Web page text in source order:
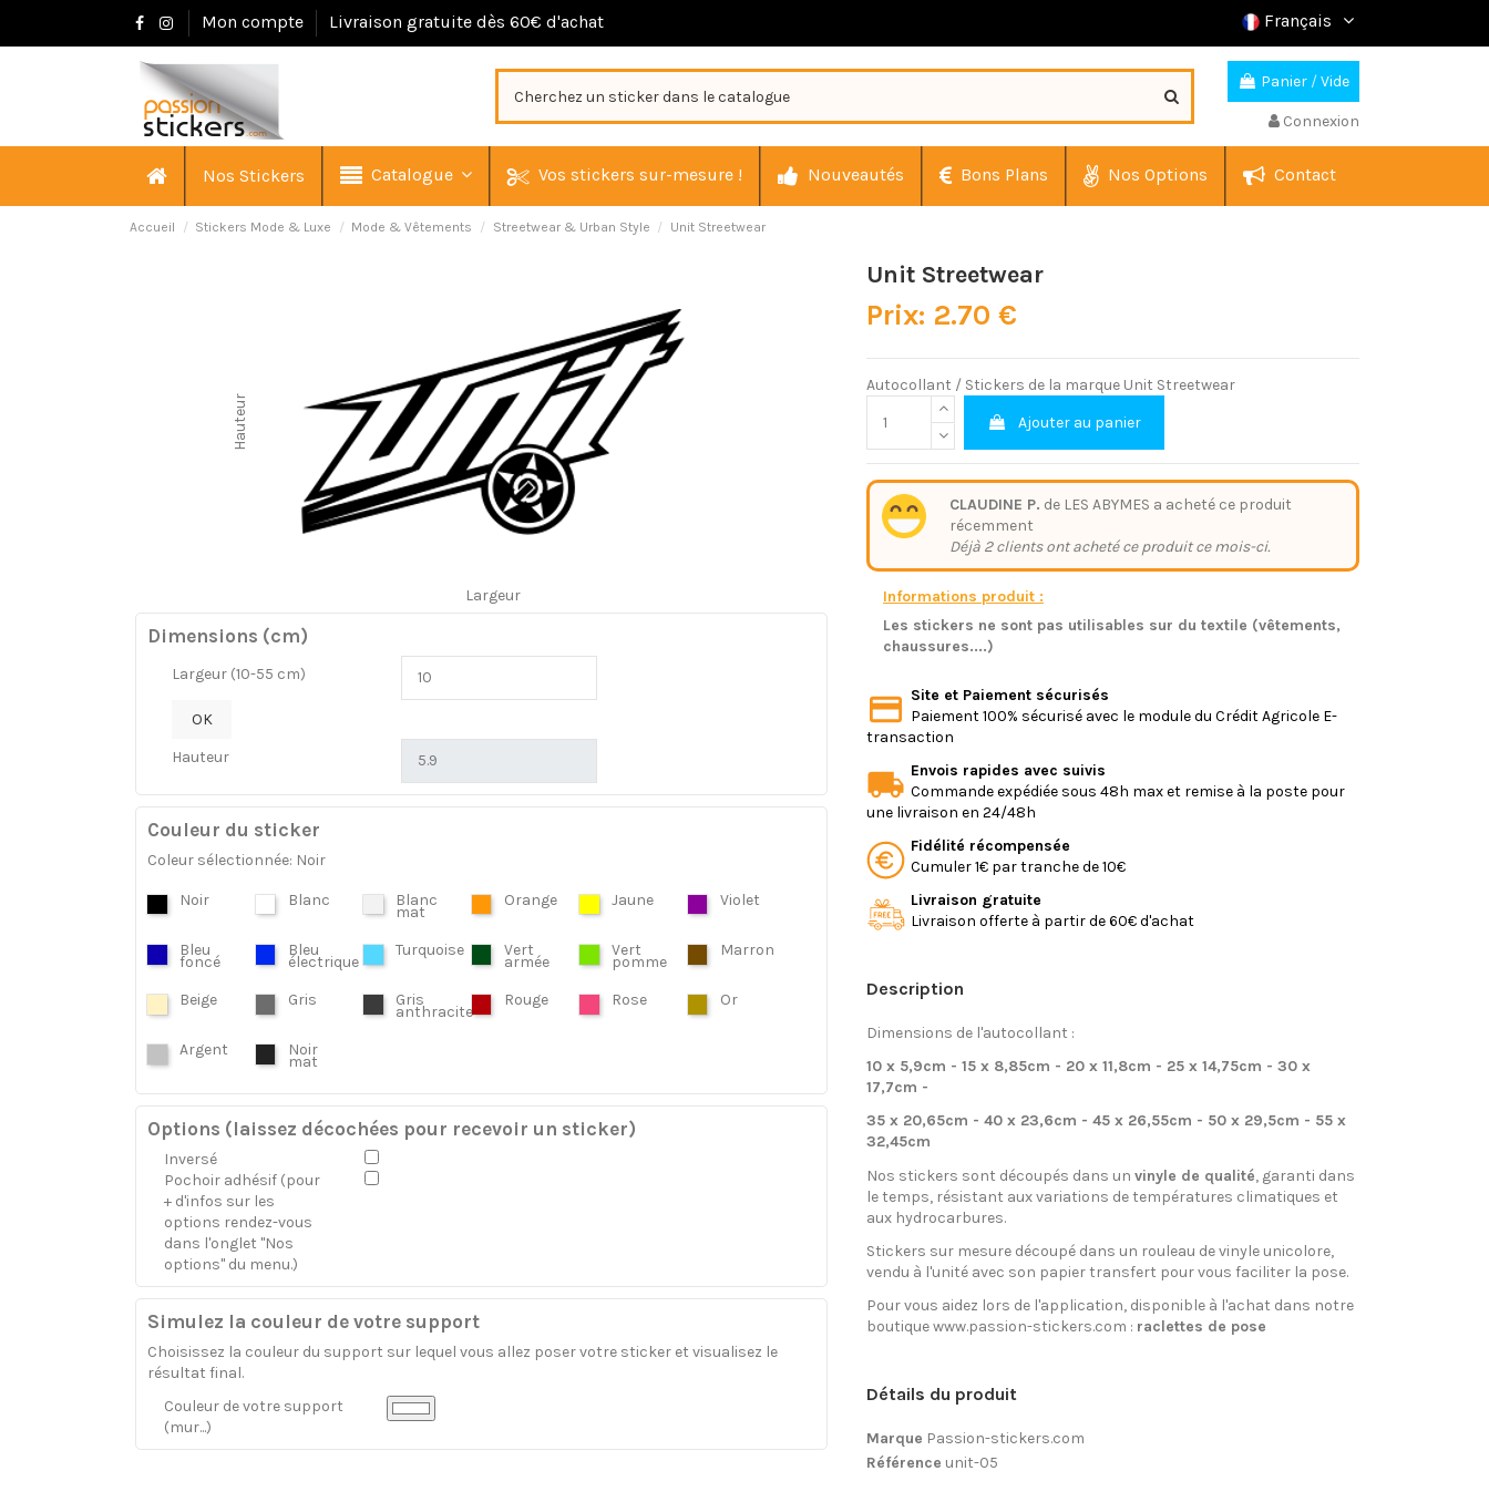
Mon compte Livraison gratuite dès 60€ d'achat Français
Panier /Vide
Connexion
Nos Stickers Catalogue Vos stickers sur-mesure ! Nouveautés Bons Plans Nos Options Contact
Accueil Stickers Mode & Luxe Mode & Vêtements Streetwear & Urban Style Unit Streetwear
Hauteur
Largeur
Dimensions (cm)
Largeur (10-55 cm)
OK
Hauteur
Couleur du sticker
Coleur sélectionnée: Noir
Noir Blanc Blanc
mat
Orange Jaune Violet
Bleu
foncé
Bleu
électrique
Turquoise Vert
armée
Vert
pomme
Marron
Beige Gris Gris
anthracite
Rouge Rose Or
Argent Noir
mat
Options (laissez décochées pour recevoir un sticker)
Inversé
Pochoir adhésif (pour
+ d'infos sur les
options rendez-vous
dans l'onglet "Nos
options" du menu.)
Simulez la couleur de votre support
Choisissez la couleur du support sur lequel vous allez poser votre sticker et visualisez le
résultat final.
Couleur de votre support
(mur...)
Unit Streetwear
Prix: 2.70 €
Autocollant / Stickers de la marque Unit Streetwear
Ajouter au panier
CLAUDINE P. de LES ABYMES a acheté ce produit
récemment
Déjà 2 clients ont acheté ce produit ce mois-ci.
Informations produit :
Les stickers ne sont pas utilisables sur du textile (vêtements,
chaussures....)
Site et Paiement sécurisés
Paiement 100% sécurisé avec le module du Crédit Agricole E-
transaction
Envois rapides avec suivis
Commande expédiée sous 48h max et remise à la poste pour
une livraison en 24/48h
Fidélité récompensée
Cumuler 1€ par tranche de 10€
Livraison gratuite
Livraison offerte à partir de 60€ d'achat
Description
Dimensions de l'autocollant :
10 x 5,9cm - 15 x 8,85cm - 20 x 11,8cm - 25 x 14,75cm - 30 x
17,7cm -
35 x 20,65cm - 40 x 23,6cm - 45 x 26,55cm - 50 x 29,5cm - 55 x
32,45cm
Nos stickers sont découpés dans un vinyle de qualité, garanti dans
le temps, résistant aux variations de températures climatiques et
aux hydrocarbures.
Stickers sur mesure découpé dans un rouleau de vinyle unicolore,
vendu à l'unité avec son papier transfert pour vous faciliter la pose.
Pour vous aidez lors de l'application, disponible à l'achat dans notre
boutique www.passion-stickers.com : raclettes de pose
Détails du produit
Marque Passion-stickers.com
Référence unit-05